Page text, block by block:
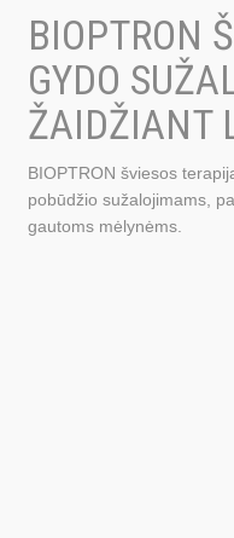
BIOPTRON
GYDO
ŽAIDŽIANT
BIOPTRON šviesos
pobūdžio sužalojimams,
gautoms mėlynėms.